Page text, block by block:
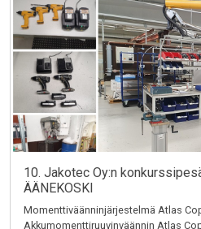
10. Jakotec Oy:n
ÄÄNEKOSKI
Momenttiväänninjärjestelmä Atlas
Akkumomenttiruuvinväännin Atlas